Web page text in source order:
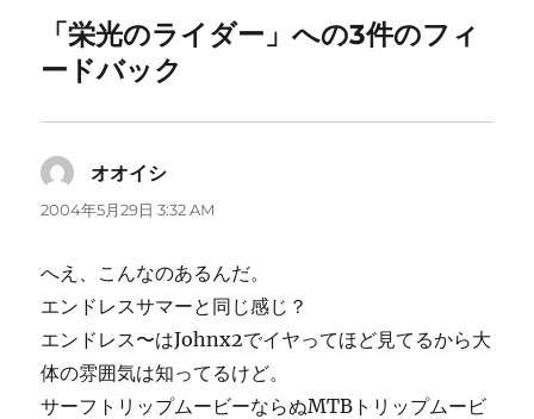
「栄光のライダー」への3件のフィ
ードバック
オオイシ
り:
2004年5月29日 3:32 AM
へえ、こんなのあるんだ。
エンドレスサマーと同じ感じ？
エンドレス〜はJohnx2でイヤってほど見てるから大
体の雰囲気は知ってるけど。
サーフトリップムービーならぬMTBトリップムービ